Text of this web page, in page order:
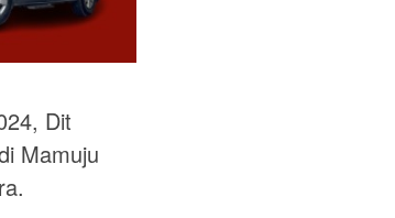
Dit
Mamuju